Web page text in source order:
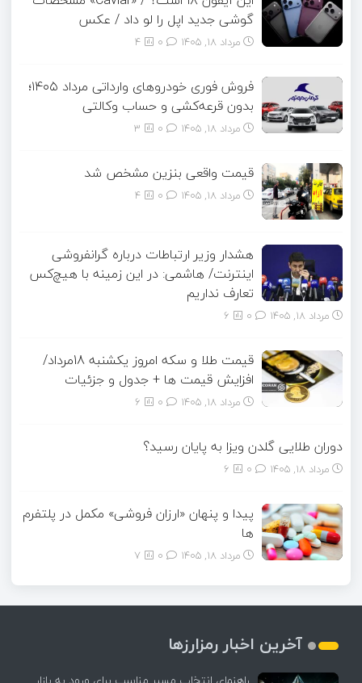
گوشی جدید اپل را لو داد / عکس
مرداد ۱۸, ۱۴۰۵ 4
فروش فوری خودروهای وارداتی مرداد ۱۴۰۵؛
بدون قرعه‌کشی و حساب وکالتی
مرداد ۱۸, ۱۴۰۵ 3
قیمت واقعی بنزین مشخص شد
مرداد ۱۸, ۱۴۰۵ 4
هشدار وزیر ارتباطات درباره گرانفروشی
اینترنت/ هاشمی: در این زمینه با هیچ‌کس
تعارف نداریم
مرداد ۱۸, ۱۴۰۵ 6
قیمت طلا و سکه امروز یکشنبه 18مرداد/
افزایش قیمت ها + جدول و جزئیات
مرداد ۱۸, ۱۴۰۵ 6
دوران طلایی گلدن ویزا به پایان رسید؟
مرداد ۱۸, ۱۴۰۵ 6
پیدا و پنهان «ارزان فروشی» مکمل در پلتفرم
ها
مرداد ۱۸, ۱۴۰۵ 7
آخرین اخبار رمزارزها